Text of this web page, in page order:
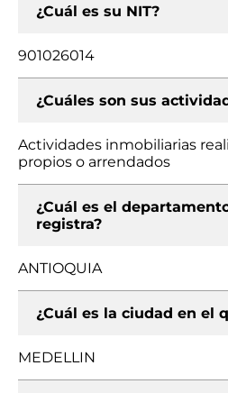
¿Cuál es su NIT?
901026014
¿Cuáles son sus
Actividades inmobiliarias
propios o arrendados
¿Cuál es el
registra?
ANTIOQUIA
¿Cuál es la ciudad en el
MEDELLIN